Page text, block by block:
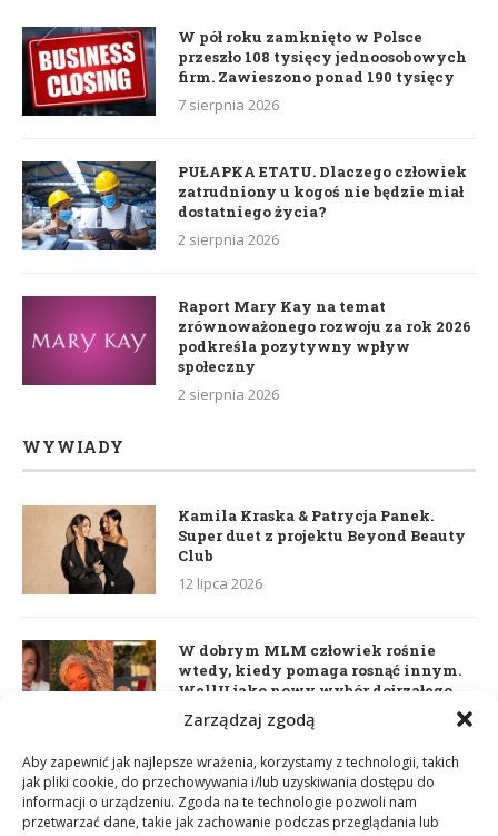
Zarządzaj zgodą
Aby zapewnić jak najlepsze wrażenia, korzystamy z technologii, takich
jak pliki cookie, do przechowywania i/lub uzyskiwania dostępu do
informacji o urządzeniu. Zgoda na te technologie pozwoli nam
przetwarzać dane, takie jak zachowanie podczas przeglądania lub
W pół roku zamknięto w Polsce
przeszło 108 tysięcy jednoosobowych
firm. Zawieszono ponad 190 tysięcy
7 sierpnia 2026
PUŁAPKA ETATU. Dlaczego człowiek
zatrudniony u kogoś nie będzie miał
dostatniego życia?
2 sierpnia 2026
Raport Mary Kay na temat
zrównoważonego rozwoju za rok 2026
podkreśla pozytywny wpływ
społeczny
2 sierpnia 2026
WYWIADY
Kamila Kraska & Patrycja Panek.
Super duet z projektu Beyond Beauty
Club
12 lipca 2026
W dobrym MLM człowiek rośnie
wtedy, kiedy pomaga rosnąć innym.
WellU jako nowy wybór dojrzałego
lidera
Daria Dudzik. Kocham Cię
17 kwietnia 2026